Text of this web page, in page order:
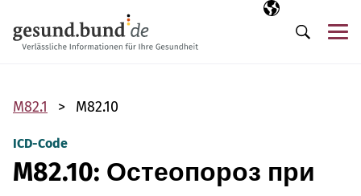
Выбранный
RU
Поиск
M82.1 M82.10
ICD-Code
M82.10: Остеопороз при